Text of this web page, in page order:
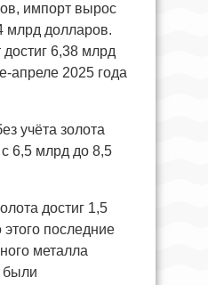
импорт вырос
млрд долларов.
6,38 млрд
апреле 2025 года
учёта золота
6,5 млрд до 8,5
достиг 1,5
последние
металла
были